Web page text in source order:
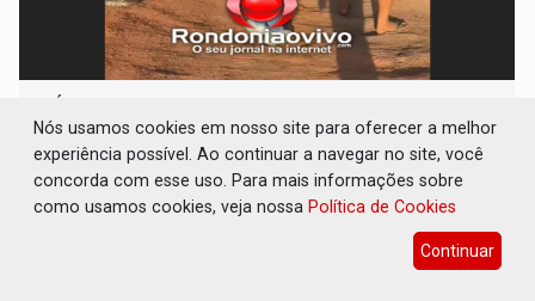
VÍDEO: Líder religioso é preso por abusar de
fiéis sob pretexto de 'processo de cura'
08 de Agosto de 2026 às 15:09
Nós usamos cookies em nosso site para oferecer a melhor
experiência possível. Ao continuar a navegar no site, você
concorda com esse uso. Para mais informações sobre
como usamos cookies, veja nossa Política de Cookies
Continuar